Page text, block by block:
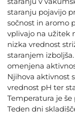
staranju pojavijo
sočnost in aromo
vplivajo na užitek
nizka vrednost
staranjem
omenjena
Njihova aktivnost
vrednost pH ter
Temperatura je
Teden dni